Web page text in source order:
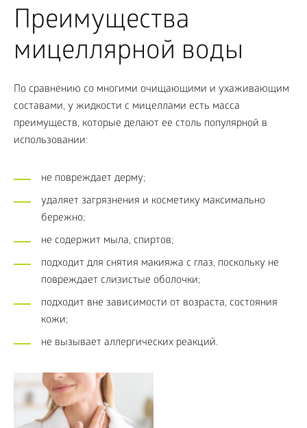
Преимущества
мицеллярной воды
По сравнению со многими очищающими и ухаживающим
составами, у жидкости с мицеллами есть масса
преимуществ, которые делают ее столь популярной в
использовании:
не повреждает дерму;
удаляет загрязнения и косметику максимально
бережно;
не содержит мыла, спиртов;
подходит для снятия макияжа с глаз, поскольку не
повреждает слизистые оболочки;
подходит вне зависимости от возраста, состояния
кожи;
не вызывает аллергических реакций.